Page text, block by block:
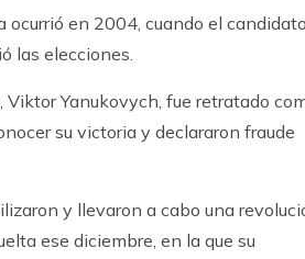
ocurrió en 2004, cuando el candidato
las elecciones.
Yanukovych, fue retratado
su victoria y declararon fraude
y llevaron a cabo una
ese diciembre, en la que su